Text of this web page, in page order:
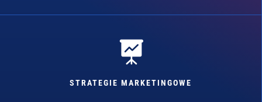

STRATEGIE MARKETINGOWE